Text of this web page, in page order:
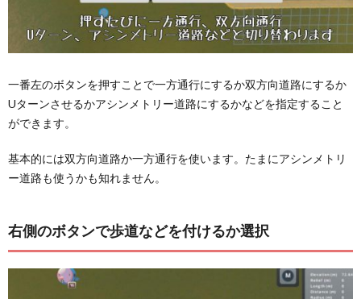
一番左のボタンを押すことで一方通行にするか双方向道路にするか
Uターンさせるかアシンメトリー道路にするかなどを指定すること
ができます。
基本的には双方向道路か一方通行を使います。たまにアシンメトリ
ー道路も使うかも知れません。
右側のボタンで歩道などを付けるか選択